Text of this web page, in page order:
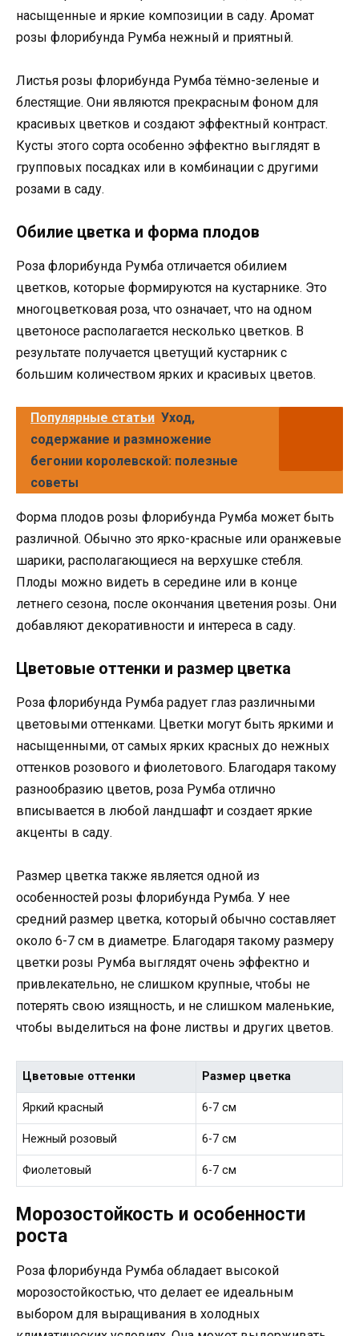
насыщенные и яркие композиции в саду. Аромат
розы флорибунда Румба нежный и приятный.
Листья розы флорибунда Румба тёмно-зеленые и
блестящие. Они являются прекрасным фоном для
красивых цветков и создают эффектный контраст.
Кусты этого сорта особенно эффектно выглядят в
групповых посадках или в комбинации с другими
розами в саду.
Обилие цветка и форма плодов
Роза флорибунда Румба отличается обилием
цветков, которые формируются на кустарнике. Это
многоцветковая роза, что означает, что на одном
цветоносе располагается несколько цветков. В
результате получается цветущий кустарник с
большим количеством ярких и красивых цветов.
Популярные статьи Уход,
содержание и размножение
бегонии королевской: полезные
советы
Форма плодов розы флорибунда Румба может быть
различной. Обычно это ярко-красные или оранжевые
шарики, располагающиеся на верхушке стебля.
Плоды можно видеть в середине или в конце
летнего сезона, после окончания цветения розы. Они
добавляют декоративности и интереса в саду.
Цветовые оттенки и размер цветка
Роза флорибунда Румба радует глаз различными
цветовыми оттенками. Цветки могут быть яркими и
насыщенными, от самых ярких красных до нежных
оттенков розового и фиолетового. Благодаря такому
разнообразию цветов, роза Румба отлично
вписывается в любой ландшафт и создает яркие
акценты в саду.
Размер цветка также является одной из
особенностей розы флорибунда Румба. У нее
средний размер цветка, который обычно составляет
около 6-7 см в диаметре. Благодаря такому размеру
цветки розы Румба выглядят очень эффектно и
привлекательно, не слишком крупные, чтобы не
потерять свою изящность, и не слишком маленькие,
чтобы выделиться на фоне листвы и других цветов.
Цветовые оттенки Размер цветка
Яркий красный 6-7 см
Нежный розовый 6-7 см
Фиолетовый 6-7 см
Морозостойкость и особенности
роста
Роза флорибунда Румба обладает высокой
морозостойкостью, что делает ее идеальным
выбором для выращивания в холодных